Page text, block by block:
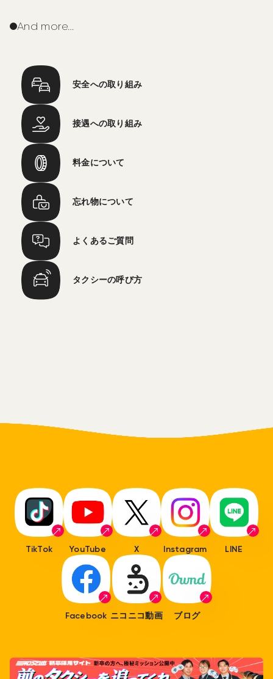
And more…
安全への取り組み
接遇への取り組み
料金について
忘れ物について
よくあるご質問
タクシーの呼び方
TikTok YouTube X Instagram LINE
Facebook ニコニコ動画 ブログ